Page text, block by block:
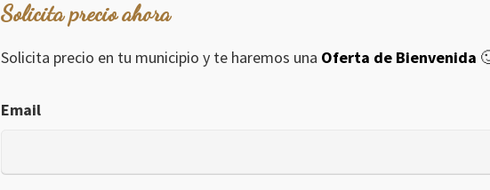
Solicita precio ahora
Solicita precio en tu municipio y te haremos una Oferta de Bienvenida
Email